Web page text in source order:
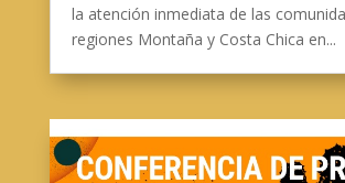
la atención inmediata de las
regiones Montaña y Costa Chica en...